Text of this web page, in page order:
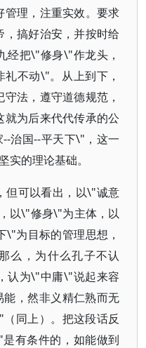
理，注重实效。要求
搞好治安，并按时给
经把\"修身\"作龙头，
不动\"。从上到下，
法，遵守道德规范，
为后来代代传承的公
治国--平天下\"，这一
的理论基础。
但可以看出，以\"诚意
以\"修身\"为主体，以
为目标的管理思想，
么，为什么孔子不认
认为\"中庸\"说起来容
，然非义精仁熟而无
同上）。把这段话反
有条件的，如能做到